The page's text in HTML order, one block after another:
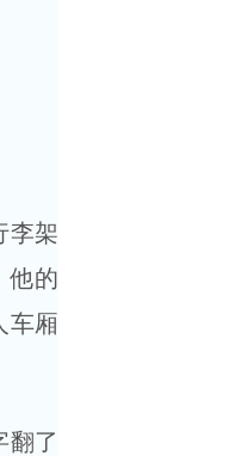
李架
他的
车厢
了